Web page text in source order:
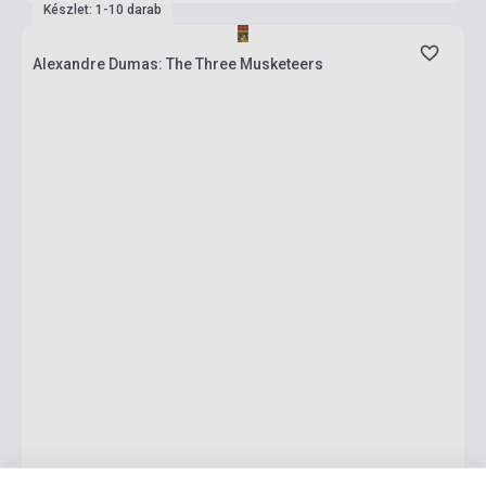
Készlet: 1-10 darab
Alexandre Dumas: The Three Musketeers